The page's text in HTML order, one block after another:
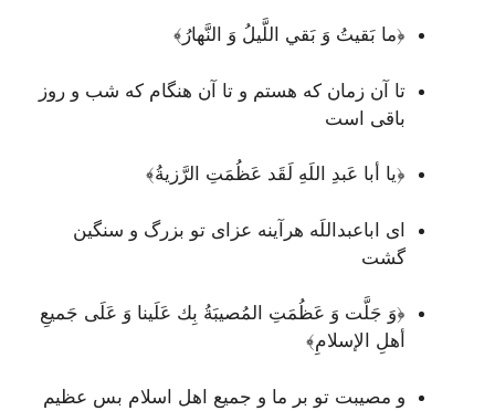
﴿ما بَقيتُ وَ بَقي اللَّيلُ وَ النَّهارُ﴾
تا آن زمان که هستم و تا آن هنگام که شب و روز
باقی است
﴿يا أبا عَبدِ اللَهِ لَقَد عَظُمَتِ الرَّزيةُ﴾
ای اباعبداللَه هرآینه عزای تو بزرگ و سنگین
گشت
﴿وَ جَلَّت وَ عَظُمَتِ المُصيبَةُ بِك عَلَينا وَ عَلَى جَميعِ
أهلِ الإسلامِ﴾
و مصیبت تو بر ما و جمیع اهل اسلام بس عظیم